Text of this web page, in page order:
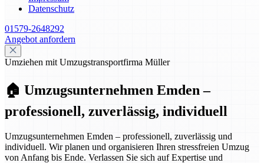
Datenschutz
01579-2648292
Angebot anfordern
Umziehen mit Umzugstransportfirma Müller
🏠 Umzugsunternehmen Emden –
professionell, zuverlässig, individuell
Umzugsunternehmen Emden – professionell, zuverlässig und
individuell. Wir planen und organisieren Ihren stressfreien Umzug
von Anfang bis Ende. Verlassen Sie sich auf Expertise und